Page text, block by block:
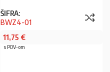
ŠIFRA:
BWZ4-01
11,75 €
s PDV-om